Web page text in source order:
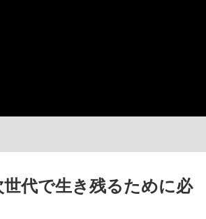
代で生き残るために必